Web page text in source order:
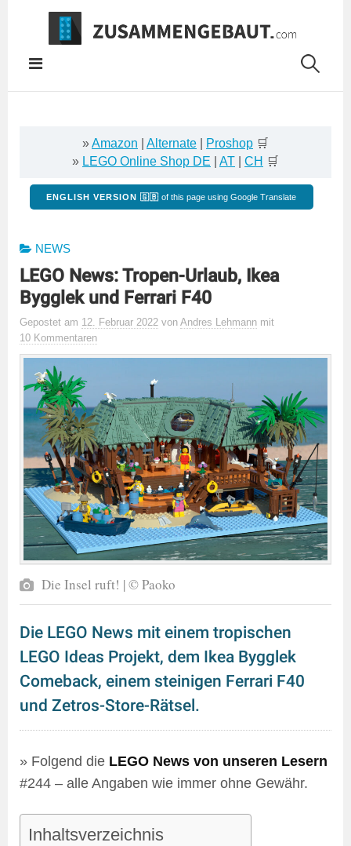
Springe
Inhalt
»Amazon Alternate Proshop 🛒
» LEGO Online Shop DE AT CH 🛒
ENGLISH VERSION 🇬🇧 of this page using Google Translate
NEWS
LEGO News: Tropen-Urlaub, Ikea
Bygglek und Ferrari F40
Gepostet am 12. Februar 2022 von Andres Lehmann mit
10 Kommentaren
Die Insel ruft! | © Paoko
Die LEGO News mit einem tropischen
LEGO Ideas Projekt, dem Ikea Bygglek
Comeback, einem steinigen Ferrari F40
und Zetros-Store-Rätsel.
» Folgend die LEGO News von unseren Lesern
#244 – alle Angaben wie immer ohne Gewähr.
Inhaltsverzeichnis